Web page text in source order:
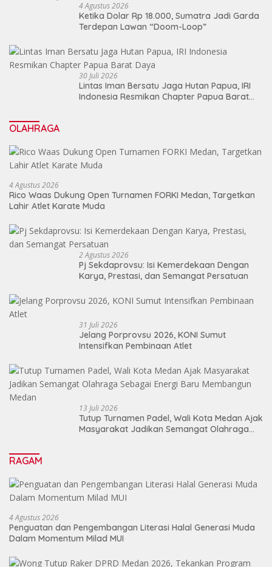
4 Agustus 2026
Ketika Dolar Rp 18.000, Sumatra Jadi Garda
Terdepan Lawan “Doom-Loop”
30 Juli 2026
Lintas Iman Bersatu Jaga Hutan Papua, IRI
Indonesia Resmikan Chapter Papua Barat
OLAHRAGA
4 Agustus 2026
Rico Waas Dukung Open Turnamen FORKI Medan, Targetkan
Lahir Atlet Karate Muda
2 Agustus 2026
Pj Sekdaprovsu: Isi Kemerdekaan Dengan
Karya, Prestasi, dan Semangat Persatuan
31 Juli 2026
Jelang Porprovsu 2026, KONI Sumut
Intensifkan Pembinaan Atlet
13 Juli 2026
Tutup Turnamen Padel, Wali Kota Medan Ajak
Masyarakat Jadikan Semangat Olahraga
RAGAM
4 Agustus 2026
Penguatan dan Pengembangan Literasi Halal Generasi Muda
Dalam Momentum Milad MUI